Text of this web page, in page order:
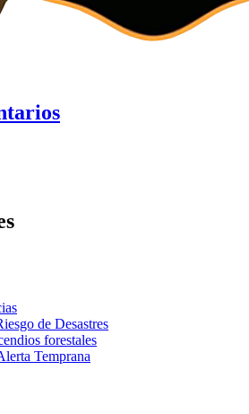
de Desastres
forestales
Temprana